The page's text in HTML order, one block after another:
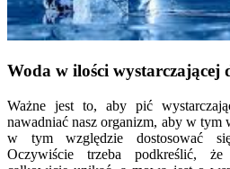
Woda w ilości wystarczającej
Ważne jest to, aby pić
nawadniać nasz organizm, aby w tym
w tym względzie dostosować
Oczywiście trzeba podkreślić,